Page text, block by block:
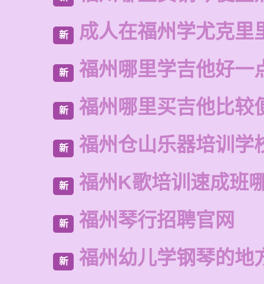
新 成人在福州学尤克里
新 福州哪里学吉他好一
新 福州哪里买吉他比较
新 福州仓山乐器培训学
新 福州K歌培训速成班
新 福州琴行招聘官网
新 福州幼儿学钢琴的地